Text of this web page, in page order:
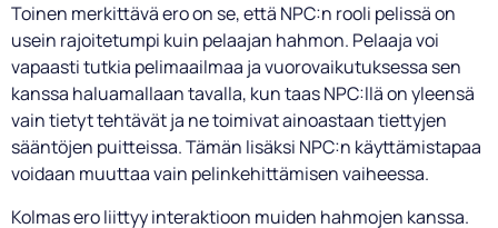
Toinen merkittävä ero on se, että NPC:n rooli pelissä on
usein rajoitetumpi kuin pelaajan hahmon. Pelaaja voi
vapaasti tutkia pelimaailmaa ja vuorovaikutuksessa sen
kanssa haluamallaan tavalla, kun taas NPC:llä on yleensä
vain tietyt tehtävät ja ne toimivat ainoastaan tiettyjen
sääntöjen puitteissa. Tämän lisäksi NPC:n käyttämistapaa
voidaan muuttaa vain pelinkehittämisen vaiheessa.
Kolmas ero liittyy interaktioon muiden hahmojen kanssa.